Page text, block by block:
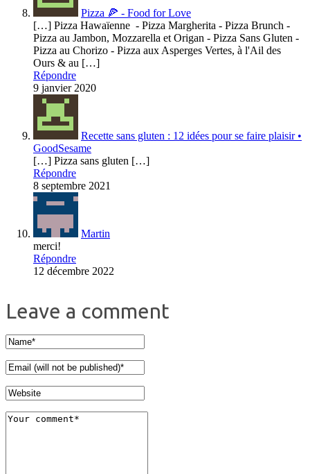
Pizza 🍕 - Food for Love
[…] Pizza Hawaïenne - Pizza Margherita - Pizza Brunch -
Pizza au Jambon, Mozzarella et Origan - Pizza Sans Gluten -
Pizza au Chorizo - Pizza aux Asperges Vertes, à l'Ail des
Ours & au […]
Répondre
9 janvier 2020
Recette sans gluten : 12 idées pour se faire plaisir •
GoodSesame
[…] Pizza sans gluten […]
Répondre
8 septembre 2021
Martin
merci!
Répondre
12 décembre 2022
Leave a comment